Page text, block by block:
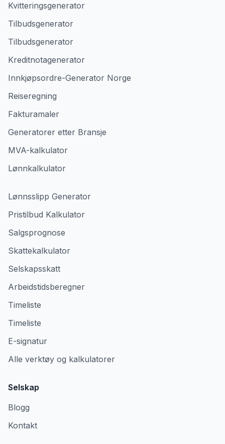
Kvitteringsgenerator
Tilbudsgenerator
Tilbudsgenerator
Kreditnotagenerator
Innkjøpsordre-Generator Norge
Reiseregning
Fakturamaler
Generatorer etter Bransje
MVA-kalkulator
Lønnkalkulator
Lønnsslipp Generator
Pristilbud Kalkulator
Salgsprognose
Skattekalkulator
Selskapsskatt
Arbeidstidsberegner
Timeliste
Timeliste
E-signatur
Alle verktøy og kalkulatorer
Selskap
Blogg
Kontakt